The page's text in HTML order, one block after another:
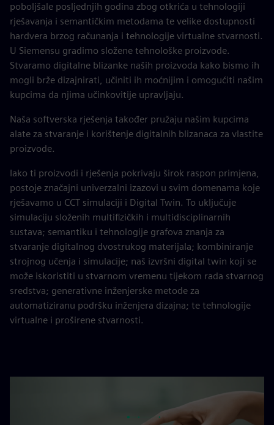
poboljšale posljednjih godina zbog otkrića u tehnologiji
rješavanja i semantičkim metodama te velike dostupnosti
hardvera brzog računanja i tehnologije virtualne stvarnosti.
U Siemensu gradimo složene tehnološke proizvode.
Stvaramo digitalne blizanke naših proizvoda kako bismo ih
mogli brže dizajnirati, učiniti ih moćnijim i omogućiti našim
kupcima da njima učinkovitije upravljaju.
Naša softverska rješenja također pružaju našim kupcima
alate za stvaranje i korištenje digitalnih blizanaca za vlastite
proizvode.
Iako ti proizvodi i rješenja pokrivaju širok raspon primjena,
postoje značajni univerzalni izazovi u svim domenama koje
rješavamo u CCT simulaciji i Digital Twin. To uključuje
simulaciju složenih multifizičkih i multidisciplinarnih
sustava; semantiku i tehnologije grafova znanja za
stvaranje digitalnog dvostrukog materijala; kombiniranje
strojnog učenja i simulacije; naš izvršni digital twin koji se
može iskoristiti u stvarnom vremenu tijekom rada stvarnog
sredstva; generativne inženjerske metode za
automatiziranu podršku inženjera dizajna; te tehnologije
virtualne i proširene stvarnosti.